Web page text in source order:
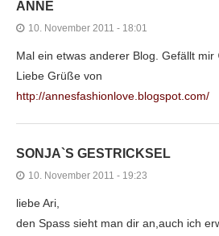
ANNE
10. November 2011 - 18:01
Mal ein etwas anderer Blog. Gefällt mir
Liebe Grüße von
http://annesfashionlove.blogspot.com/
SONJA`S GESTRICKSEL
10. November 2011 - 19:23
liebe Ari,
den Spass sieht man dir an,auch ich